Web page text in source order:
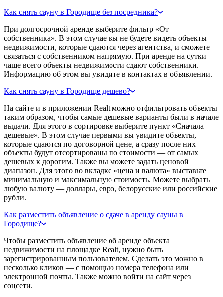
Как снять сауну в Городище без посредника?
При долгосрочной аренде выберите фильтр «От
собственника». В этом случае вы не будете видеть объекты
недвижимости, которые сдаются через агентства, и сможете
связаться с собственником напрямую. При аренде на сутки
чаще всего объекты недвижимости сдают собственники.
Информацию об этом вы увидите в контактах в объявлении.
Как снять сауну в Городище дешево?
На сайте и в приложении Realt можно отфильтровать объекты
таким образом, чтобы самые дешевые варианты были в начале
выдачи. Для этого в сортировке выберите пункт «Сначала
дешевые». В этом случае первыми вы увидите объекты,
которые сдаются по договорной цене, а сразу после них
объекты будут отсортированы по стоимости — от самых
дешевых к дорогим. Также вы можете задать ценовой
диапазон. Для этого во вкладке «цена и валюта» выставьте
минимальную и максимальную стоимость. Можете выбрать
любую валюту — доллары, евро, белорусские или российские
рубли.
Как разместить объявление о сдаче в аренду сауны в
Городище?
Чтобы разместить объявление об аренде объекта
недвижимости на площадке Realt, нужно быть
зарегистрированным пользователем. Сделать это можно в
несколько кликов — с помощью номера телефона или
электронной почты. Также можно войти на сайт через
соцсети.